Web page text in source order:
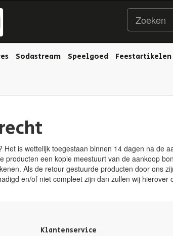
Sodastream Speelgoed Feestartikelen
Het is wettelijk toegestaan binnen 14 dagen na
producten een kopie meestuurt van de aankoop
Als de retour gestuurde producten door ons
en/of niet compleet zijn dan zullen wij
Klantenservice